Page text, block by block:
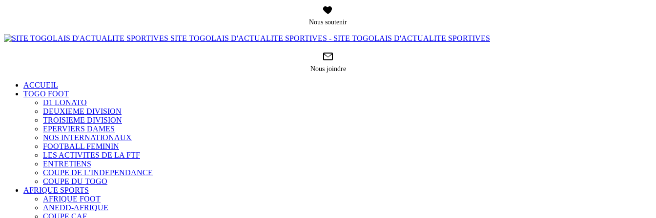
Nous soutenir
SITE TOGOLAIS D'ACTUALITE SPORTIVES - SITE TOGOLAIS D'ACTUALITE SPORTIVES
Nous joindre
ACCUEIL
TOGO FOOT
D1 LONATO
DEUXIEME DIVISION
TROISIEME DIVISION
EPERVIERS DAMES
NOS INTERNATIONAUX
FOOTBALL FEMININ
LES ACTIVITES DE LA FTF
ENTRETIENS
COUPE DE L’INDEPENDANCE
COUPE DU TOGO
AFRIQUE SPORTS
AFRIQUE FOOT
ANEDD-AFRIQUE
COUPE CAF